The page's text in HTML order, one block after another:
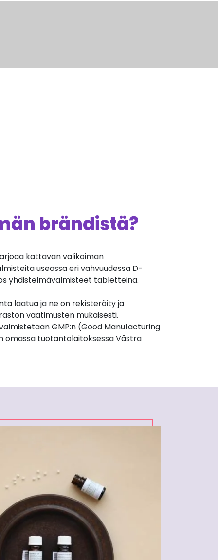
brändistä?
kattavan valikoiman
useassa eri vahvuudessa D-
yhdistelmävalmisteet tabletteina.
laatua ja ne on rekisteröity ja
vaatimusten mukaisesti.
GMP:n (Good Manufacturing
omassa tuotantolaitoksessa Västra